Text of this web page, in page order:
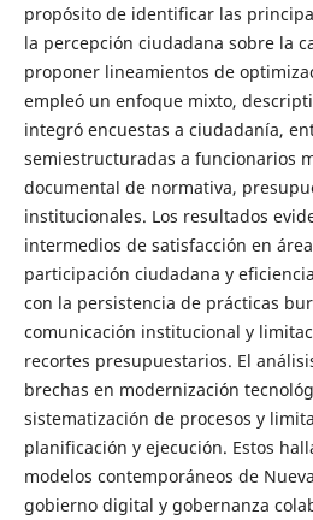
propósito de identificar las
la percepción ciudadana sobre la
proponer lineamientos de
empleó un enfoque mixto,
integró encuestas a ciudadanía,
semiestructuradas a funcionarios
documental de normativa,
institucionales. Los resultados
intermedios de satisfacción en
participación ciudadana y
con la persistencia de prácticas
comunicación institucional y
recortes presupuestarios. El
brechas en modernización
sistematización de procesos y
planificación y ejecución. Estos
modelos contemporáneos de
gobierno digital y gobernanza